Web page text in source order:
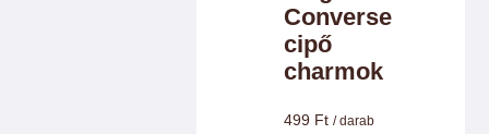
Converse
cipő
charmok
499 Ft / darab